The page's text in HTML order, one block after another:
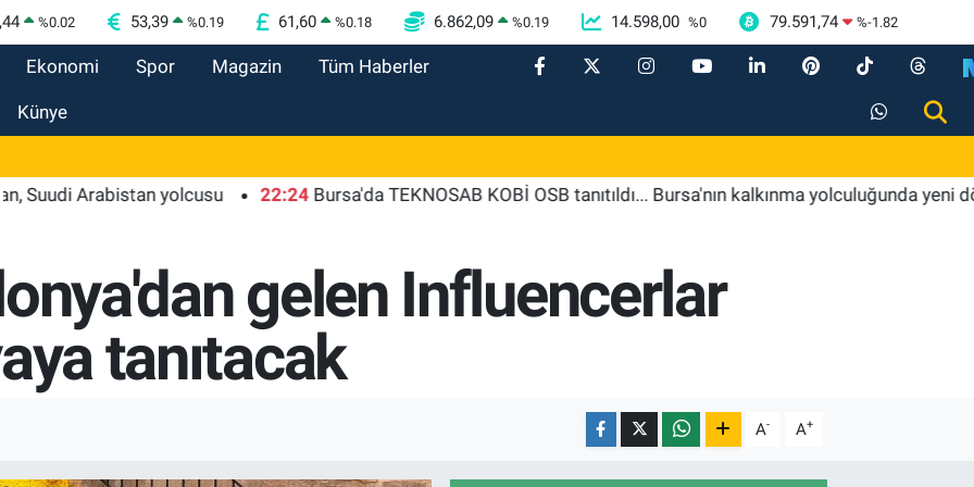
%0.02 53,39 %0.19 61,60 %0.18 6.862,09 %0.19 14.598,00 %0 79.591,74 %-1.82
Ekonomi Spor Magazin Tüm Haberler
Künye
yolcusu 22:24 Bursa'da TEKNOSAB KOBİ OSB tanıtıldı... Bursa'nın kalkınma yolculuğunda yeni dönem
gelen Influencerlar
tanıtacak
A- A+